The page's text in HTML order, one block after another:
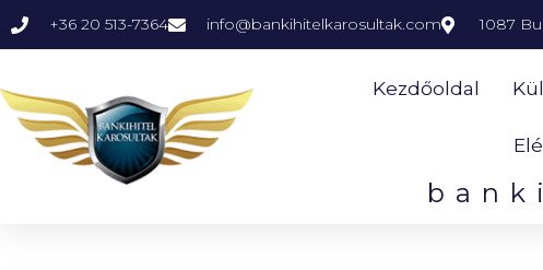
+36 20 513-7364 info@bankihitelkarosultak.com 1087
Kezdőoldal